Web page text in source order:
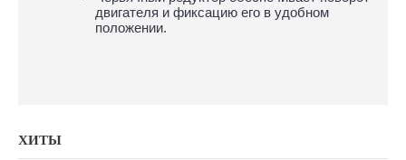
двигателя и фиксацию его в удобном
положении.
ХИТЫ